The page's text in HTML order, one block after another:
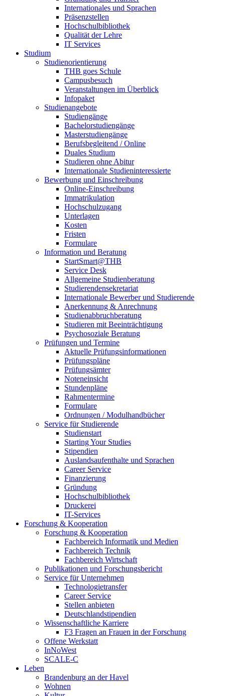
Internationales und Sprachen
Präsenzstellen
Hochschulbibliothek
Qualität der Lehre
IT Services
Studium
Studienorientierung
THB goes Schule
Campusbesuch
Veranstaltungen im Überblick
Infopaket
Studienangebote
Studiengänge
Bachelorstudiengänge
Masterstudiengänge
Berufsbegleitend / Online
Duales Studium
Studieren ohne Abitur
Internationale Studieninteressierte
Bewerbung und Einschreibung
Online-Einschreibung
Immatrikulation
Hochschulzugang
Unterlagen
Kosten
Fristen
Formulare
Information und Beratung
StartSmart@THB
Service Desk
Allgemeine Studienberatung
Studierendensekretariat
Internationale Bewerber und Studierende
Anerkennung & Anrechnung
Studienabbruchberatung
Studieren mit Beeinträchtigung
Psychosoziale Beratung
Prüfungen und Termine
Aktuelle Prüfungsinformationen
Prüfungspläne
Prüfungsämter
Noteneinsicht
Stundenpläne
Rahmentermine
Formulare
Ordnungen / Modulhandbücher
Service für Studierende
Studienstart
Starting Your Studies
Stipendien
Auslandsaufenthalte und Sprachen
Career Service
Finanzierung
Gründung
Hochschulbibliothek
Druckerei
IT-Services
Forschung & Kooperation
Forschung & Kooperation
Fachbereich Informatik und Medien
Fachbereich Technik
Fachbereich Wirtschaft
Publikationen und Forschungsbericht
Service für Unternehmen
Technologietransfer
Career Service
Stellen anbieten
Deutschlandstipendien
Wissenschaftliche Karriere
F3 Fragen an Frauen in der Forschung
Offene Werkstatt
InNoWest
SCALE-C
Leben
Brandenburg an der Havel
Wohnen